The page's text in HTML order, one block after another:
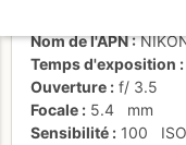
Nom de l'APN
Temps d'exposition
Ouverture
f/ 3.5
Focale
5.4
mm
Sensibilité
100
ISO